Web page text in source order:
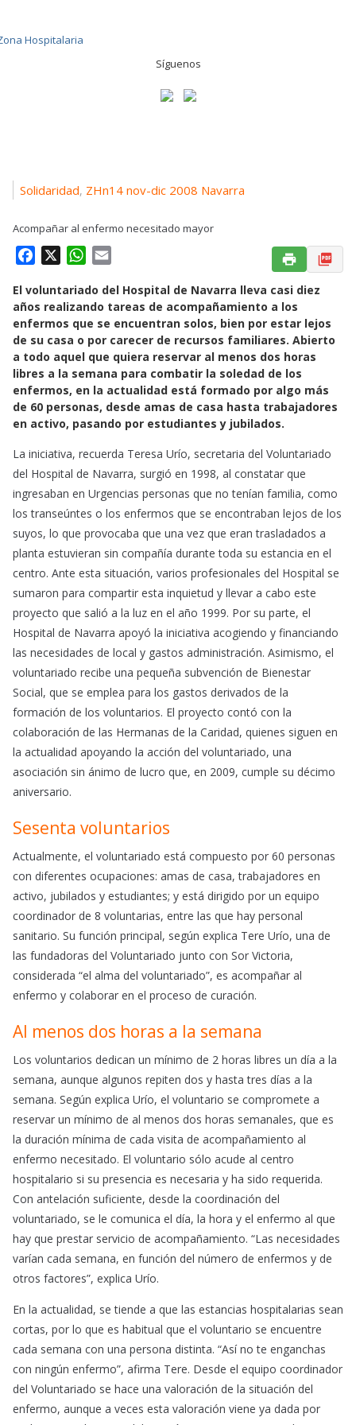
Síguenos
Solidaridad, ZHn14 nov-dic 2008 Navarra
Acompañar al enfermo necesitado mayor
c
e
b
o
o
k
W
a
t
s
A
p
p
a
i
El voluntariado del Hospital de Navarra lleva casi diez
años realizando tareas de acompañamiento a los
enfermos que se encuentran solos, bien por estar lejos
de su casa o por carecer de recursos familiares. Abierto
a todo aquel que quiera reservar al menos dos horas
libres a la semana para combatir la soledad de los
enfermos, en la actualidad está formado por algo más
de 60 personas, desde amas de casa hasta trabajadores
en activo, pasando por estudiantes y jubilados.
La iniciativa, recuerda Teresa Urío, secretaria del Voluntariado
del Hospital de Navarra, surgió en 1998, al constatar que
ingresaban en Urgencias personas que no tenían familia, como
los transeúntes o los enfermos que se encontraban lejos de los
suyos, lo que provocaba que una vez que eran trasladados a
planta estuvieran sin compañía durante toda su estancia en el
centro. Ante esta situación, varios profesionales del Hospital se
sumaron para compartir esta inquietud y llevar a cabo este
proyecto que salió a la luz en el año 1999. Por su parte, el
Hospital de Navarra apoyó la iniciativa acogiendo y financiando
las necesidades de local y gastos administración. Asimismo, el
voluntariado recibe una pequeña subvención de Bienestar
Social, que se emplea para los gastos derivados de la
formación de los voluntarios. El proyecto contó con la
colaboración de las Hermanas de la Caridad, quienes siguen en
la actualidad apoyando la acción del voluntariado, una
asociación sin ánimo de lucro que, en 2009, cumple su décimo
aniversario.
Sesenta voluntarios
Actualmente, el voluntariado está compuesto por 60 personas
con diferentes ocupaciones: amas de casa, trabajadores en
activo, jubilados y estudiantes; y está dirigido por un equipo
coordinador de 8 voluntarias, entre las que hay personal
sanitario. Su función principal, según explica Tere Urío, una de
las fundadoras del Voluntariado junto con Sor Victoria,
considerada “el alma del voluntariado”, es acompañar al
enfermo y colaborar en el proceso de curación.
Al menos dos horas a la semana
Los voluntarios dedican un mínimo de 2 horas libres un día a la
semana, aunque algunos repiten dos y hasta tres días a la
semana. Según explica Urío, el voluntario se compromete a
reservar un mínimo de al menos dos horas semanales, que es
la duración mínima de cada visita de acompañamiento al
enfermo necesitado. El voluntario sólo acude al centro
hospitalario si su presencia es necesaria y ha sido requerida.
Con antelación suficiente, desde la coordinación del
voluntariado, se le comunica el día, la hora y el enfermo al que
hay que prestar servicio de acompañamiento. “Las necesidades
varían cada semana, en función del número de enfermos y de
otros factores”, explica Urío.
En la actualidad, se tiende a que las estancias hospitalarias sean
cortas, por lo que es habitual que el voluntario se encuentre
cada semana con una persona distinta. “Así no te enganchas
con ningún enfermo”, afirma Tere. Desde el equipo coordinador
del Voluntariado se hace una valoración de la situación del
enfermo, aunque a veces esta valoración viene ya dada por